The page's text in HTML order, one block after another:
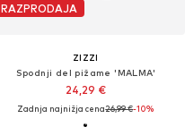
RAZPRODAJA
ZIZZI
Spodnji del pižame 'MALMA'
24,29 €
Zadnja najnižja cena26,99 €-10%